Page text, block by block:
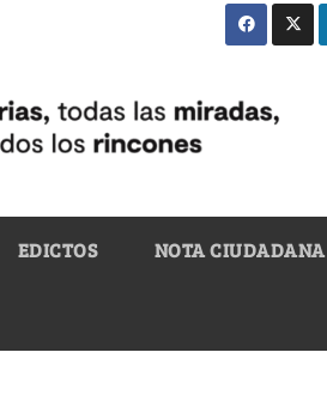
EDICTOS NOTA CIUDADANA